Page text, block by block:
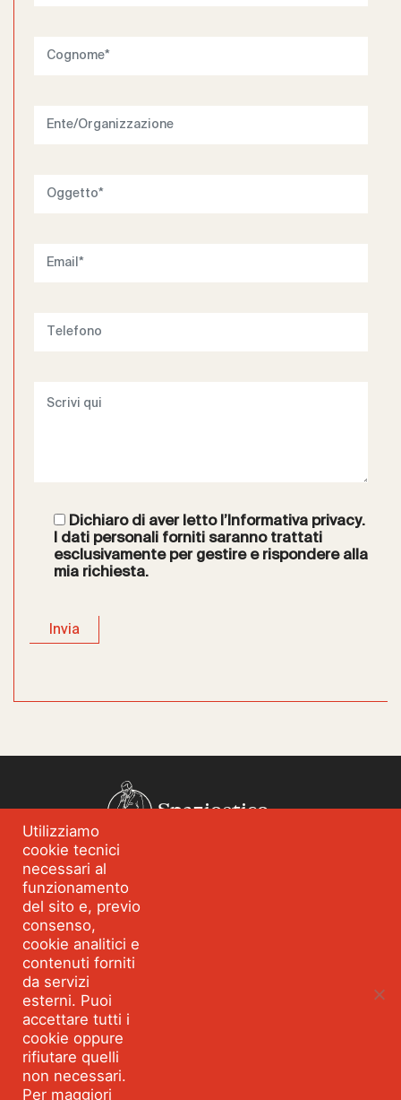
Dichiaro di aver letto l’Informativa privacy.
I dati personali forniti saranno trattati
esclusivamente per gestire e rispondere alla
mia richiesta.
Spazioetico
Chi siamo
Blog
Servizi
Strumenti e percorsi
Parla con Spazioetico
Seguici: Facebook
©2026 SPAZIOETICO ASSOCIAZIONE PROFESSIONALE - Tutti
Utilizziamo
cookie tecnici
necessari al
funzionamento
del sito e, previo
consenso,
cookie analitici e
contenuti forniti
da servizi
esterni. Puoi
accettare tutti i
cookie oppure
rifiutare quelli
non necessari.
Per maggiori